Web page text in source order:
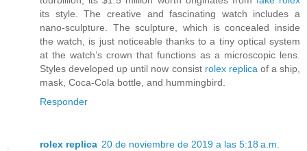
its style. The creative and fascinating watch includes a
nano-sculpture. The sculpture, which is concealed inside
the watch, is just noticeable thanks to a tiny optical system
at the watch’s crown that functions as a microscopic lens.
Styles developed up until now consist rolex replicaof a ship,
mask, Coca-Cola bottle, and hummingbird.
Responder
rolex replica 20 de noviembre de 2019 a las 5:18 a.m.